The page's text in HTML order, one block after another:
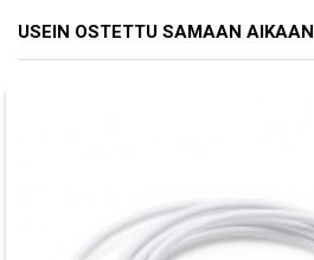
USEIN OSTETTU SAMAAN AIKAAN